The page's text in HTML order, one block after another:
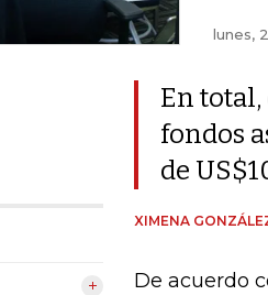
lunes,
En
fondos
de
XIMENA
De acuerdo